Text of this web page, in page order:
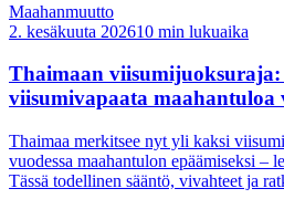
Maahanmuutto
2. kesäkuuta 202610 min lukuaika
Thaimaan viisumijuoksuraja:
viisumivapaata maahantuloa
Thaimaa merkitsee nyt yli kaksi
vuodessa maahantulon epäämiseksi –
Tässä todellinen sääntö, vivahteet ja